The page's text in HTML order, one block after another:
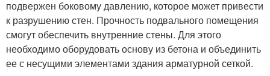
подвержен боковому давлению, которое может привести
к разрушению стен. Прочность подвального помещения
смогут обеспечить внутренние стены. Для этого
необходимо оборудовать основу из бетона и объединить
ее с несущими элементами здания арматурной сеткой.